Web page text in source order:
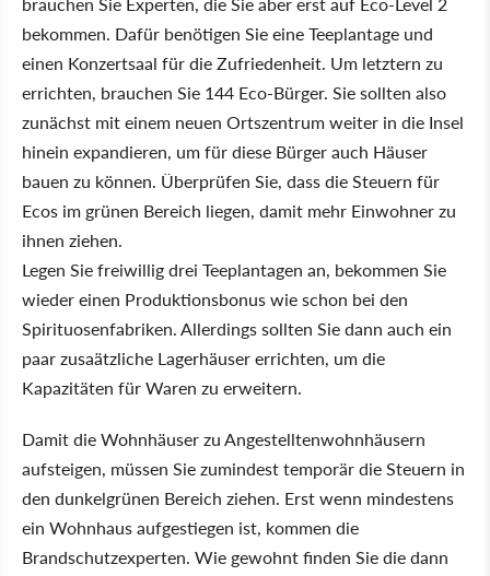
bekommen. Dafür benötigen Sie eine Teeplantage und
einen Konzertsaal für die Zufriedenheit. Um letztern zu
errichten, brauchen Sie 144 Eco-Bürger. Sie sollten also
zunächst mit einem neuen Ortszentrum weiter in die Insel
hinein expandieren, um für diese Bürger auch Häuser
bauen zu können. Überprüfen Sie, dass die Steuern für
Ecos im grünen Bereich liegen, damit mehr Einwohner zu
ihnen ziehen.
Legen Sie freiwillig drei Teeplantagen an, bekommen Sie
wieder einen Produktionsbonus wie schon bei den
Spirituosenfabriken. Allerdings sollten Sie dann auch ein
paar zusaätzliche Lagerhäuser errichten, um die
Kapazitäten für Waren zu erweitern.
Damit die Wohnhäuser zu Angestelltenwohnhäusern
aufsteigen, müssen Sie zumindest temporär die Steuern in
den dunkelgrünen Bereich ziehen. Erst wenn mindestens
ein Wohnhaus aufgestiegen ist, kommen die
Brandschutzexperten. Wie gewohnt finden Sie die dann